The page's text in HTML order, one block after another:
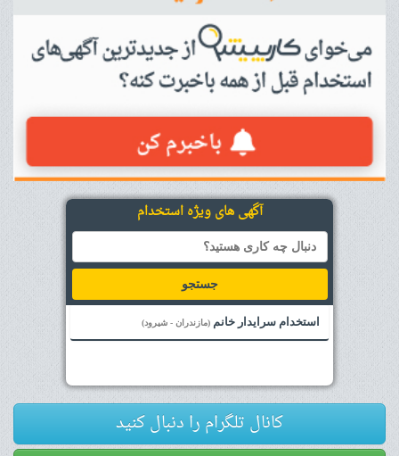
آگهی های ویژه استخدام
جستجو
استخدام سرایدار خانم (مازندران - شیرود)
کانال تلگرام را دنبال کنید